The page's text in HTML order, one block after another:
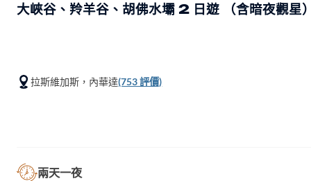
大峽谷、羚羊谷、胡佛水壩 2 日遊 （含暗夜觀星
拉斯維加斯，內華達(753 評價)
兩天一夜